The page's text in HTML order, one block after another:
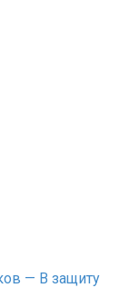
— В защиту